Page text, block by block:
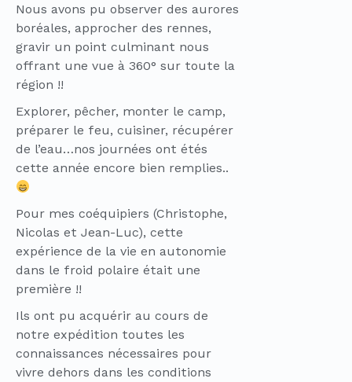
Nous avons pu observer des aurores
boréales, approcher des rennes,
gravir un point culminant nous
offrant une vue à 360° sur toute la
région !!
Explorer, pêcher, monter le camp,
préparer le feu, cuisiner, récupérer
de l’eau…nos journées ont étés
cette année encore bien remplies..
Pour mes coéquipiers (Christophe,
Nicolas et Jean-Luc), cette
expérience de la vie en autonomie
dans le froid polaire était une
première !!
Ils ont pu acquérir au cours de
notre expédition toutes les
connaissances nécessaires pour
vivre dehors dans les conditions